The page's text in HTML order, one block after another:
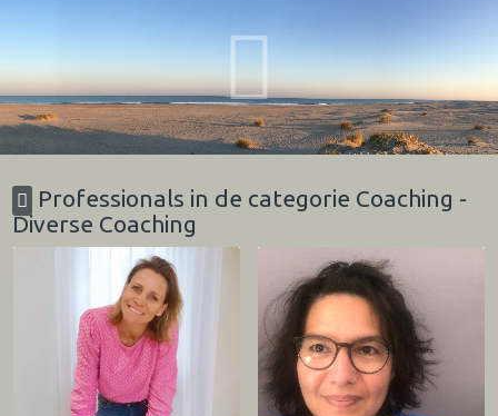
Professionals in de categorie Coaching -
Diverse Coaching